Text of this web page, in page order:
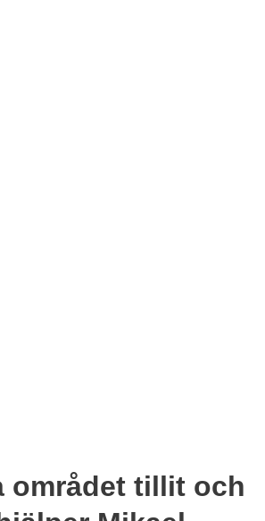
området tillit och